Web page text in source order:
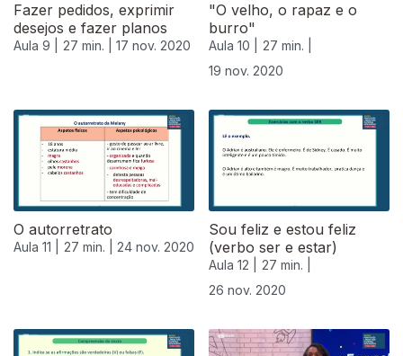
Fazer pedidos, exprimir
desejos e fazer planos
Aula 9 | 27 min. | 17 nov. 2020
"O velho, o rapaz e o
burro"
Aula 10 |
27 min. |
19 nov. 2020
O autorretrato
Aula 11 | 27 min. | 24 nov. 2020
Sou feliz e estou feliz
(verbo ser e estar)
Aula 12 |
27 min. |
26 nov. 2020
508463